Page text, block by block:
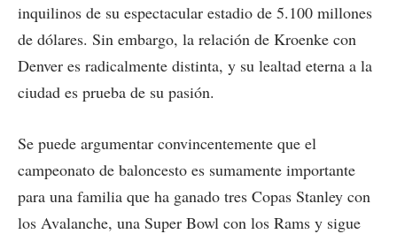
inquilinos de su espectacular estadio de 5.100 millones
de dólares. Sin embargo, la relación de Kroenke con
Denver es radicalmente distinta, y su lealtad eterna a la
ciudad es prueba de su pasión.
Se puede argumentar convincentemente que el
campeonato de baloncesto es sumamente importante
para una familia que ha ganado tres Copas Stanley con
los Avalanche, una Super Bowl con los Rams y sigue